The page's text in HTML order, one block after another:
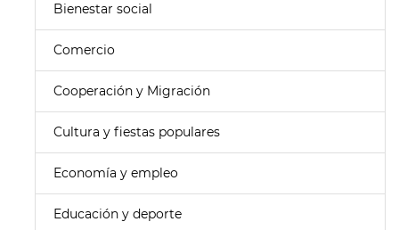
Bienestar social
Comercio
Cooperación y Migración
Cultura y fiestas populares
Economía y empleo
Educación y deporte